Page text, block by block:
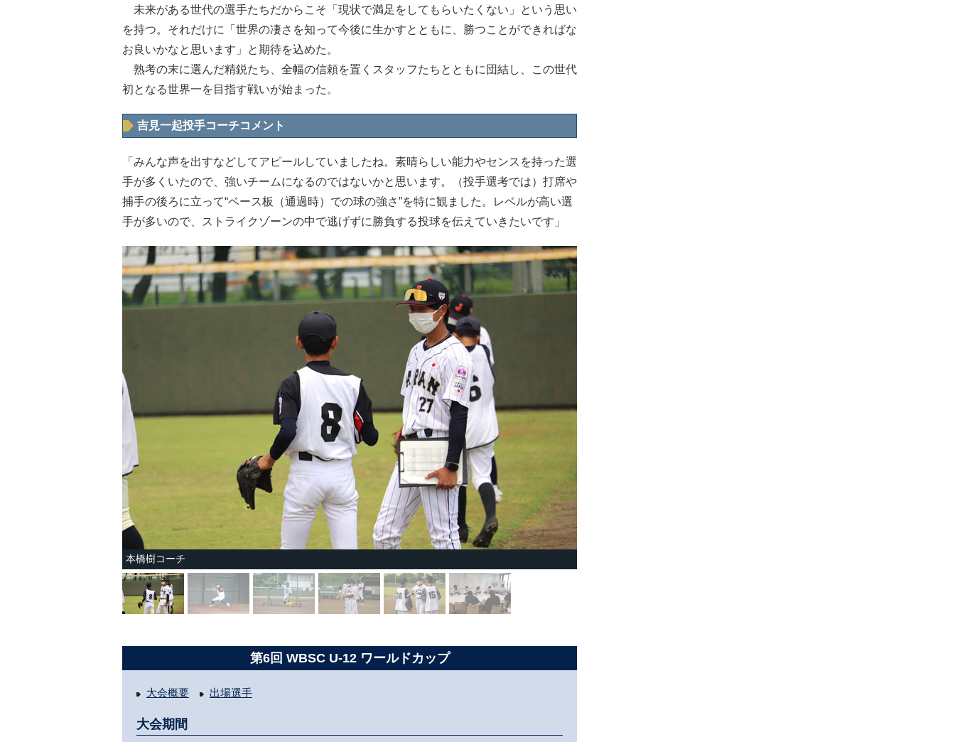
未来がある世代の選手たちだからこそ「現状で満足をしてもらいたくない」という思い
を持つ。それだけに「世界の凄さを知って今後に生かすとともに、勝つことができればな
お良いかなと思います」と期待を込めた。
熟考の末に選んだ精鋭たち、全幅の信頼を置くスタッフたちとともに団結し、この世代
初となる世界一を目指す戦いが始まった。
吉見一起投手コーチコメント
「みんな声を出すなどしてアピールしていましたね。素晴らしい能力やセンスを持った選
手が多くいたので、強いチームになるのではないかと思います。（投手選考では）打席や
捕手の後ろに立って“ベース板（通過時）での球の強さ”を特に観ました。レベルが高い選
手が多いので、ストライクゾーンの中で逃げずに勝負する投球を伝えていきたいです」
本橋樹コーチ
第6回 WBSC U-12 ワールドカップ
大会概要 出場選手
大会期間